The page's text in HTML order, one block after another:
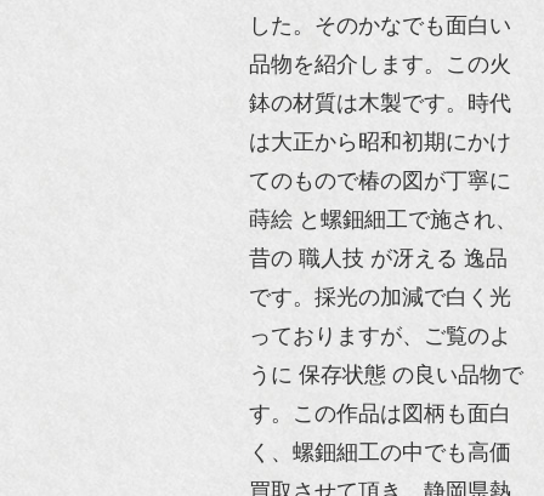
した。そのかなでも面白い
品物を紹介します。この火
鉢の材質は木製です。時代
は大正から昭和初期にかけ
てのもので椿の図が丁寧に
蒔絵 と螺鈿細工で施され、
昔の 職人技 が冴える 逸品
です。採光の加減で白く光
っておりますが、ご覧のよ
うに 保存状態 の良い品物で
す。この作品は図柄も面白
く、螺鈿細工の中でも高価
買取させて頂き、静岡県熱